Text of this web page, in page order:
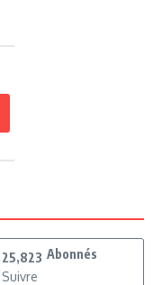
25,823 Abonnés
Suivre